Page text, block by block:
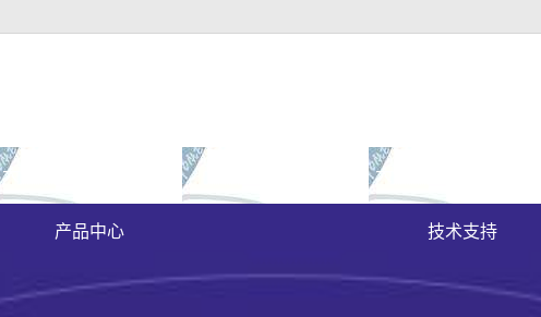
大富豪官方下载地址的
产品中心
原木门
大富豪官方下载地址的
技术支持